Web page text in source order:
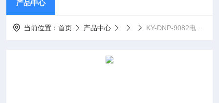
产品中心
当前位置：首页 产品中心 KY-DNP-9082电热恒温培养箱